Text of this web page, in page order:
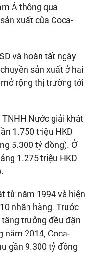
Á thông qua
xuất của Coca-
và hoàn tất ngày
sản xuất ở hai
rộng thị trường tới
Nước giải khát
1.750 triệu HKD
5.300 tỷ đồng). Ở
1.275 triệu HKD
từ năm 1994 và hiện
nhãn hàng. Trước
tăng trưởng đều đặn
năm 2014, Coca-
gần 9.300 tỷ đồng